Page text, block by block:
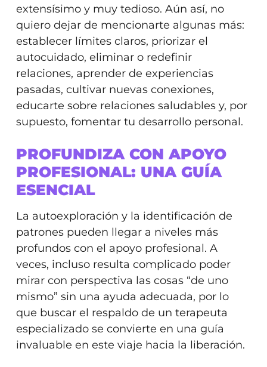
extensísimo y muy tedioso. Aún así, no
quiero dejar de mencionarte algunas más:
establecer límites claros, priorizar el
autocuidado, eliminar o redefinir
relaciones, aprender de experiencias
pasadas, cultivar nuevas conexiones,
educarte sobre relaciones saludables y, por
supuesto, fomentar tu desarrollo personal.
PROFUNDIZA CON APOYO
PROFESIONAL: UNA GUÍA
ESENCIAL
La autoexploración y la identificación de
patrones pueden llegar a niveles más
profundos con el apoyo profesional. A
veces, incluso resulta complicado poder
mirar con perspectiva las cosas “de uno
mismo” sin una ayuda adecuada, por lo
que buscar el respaldo de un terapeuta
especializado se convierte en una guía
invaluable en este viaje hacia la liberación.